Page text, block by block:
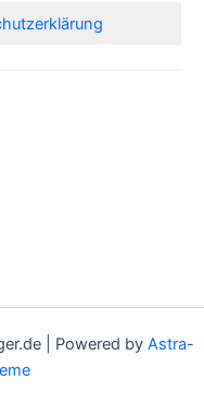
| Powered by Astra-